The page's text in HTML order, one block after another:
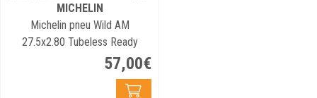
MICHELIN
Michelin pneu Wild AM
27.5x2.80 Tubeless Ready
57,00€